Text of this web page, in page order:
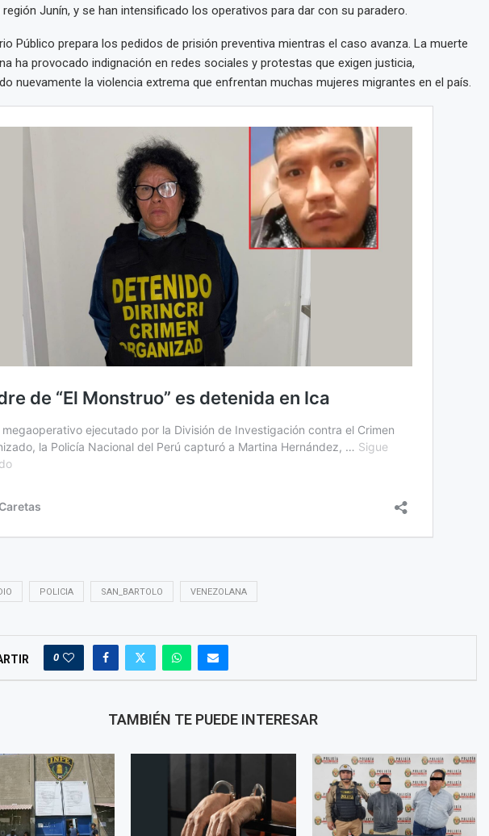
región Junín, y se han intensificado los operativos para dar con su paradero.
Público prepara los pedidos de prisión preventiva mientras el caso avanza. La muerte
ha provocado indignación en redes sociales y protestas que exigen justicia,
nuevamente la violencia extrema que enfrentan muchas mujeres migrantes en el país.
POLICIA SAN_BARTOLO VENEZOLANA
0
TAMBIÉN TE PUEDE INTERESAR